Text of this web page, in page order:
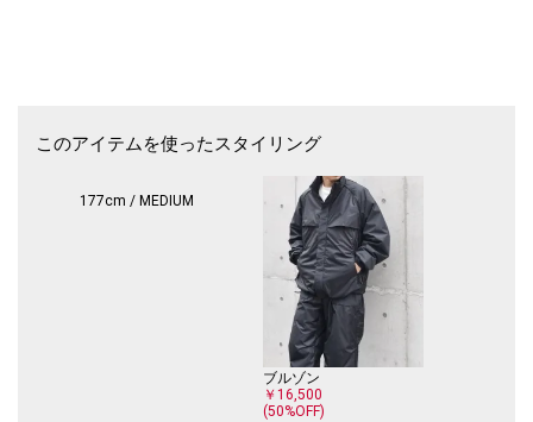
裾にはスピンドルも搭載しておりますので、お好みでシルエットの変化も
◎
スポーティーすぎないようバランスよく仕上げたアーバンモデルパンツで
また別売りでトップスの展開もございますので、セットアップスタイルも
◆〈洗濯機可能〉ストレッチ 裏起毛 ウォーム アーバン ピステ (セットア
※モールサイトにより(ハイフン/-)抜きでの品番表記となります。
このアイテムを使ったスタイリング
177cm / MEDIUM
ブルゾン
￥16,500
(50%OFF)